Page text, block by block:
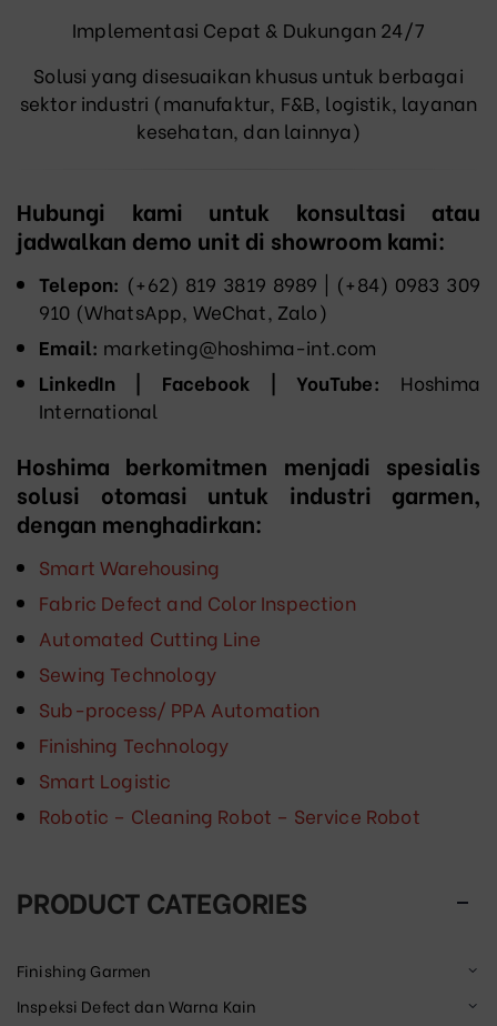
Implementasi Cepat & Dukungan 24/7
Solusi yang disesuaikan khusus untuk berbagai
sektor industri (manufaktur, F&B, logistik, layanan
kesehatan, dan lainnya)
Hubungi kami untuk konsultasi atau
jadwalkan demo unit di showroom kami:
Telepon: (+62) 819 3819 8989‬ | (+84) 0983 309
910 (WhatsApp, WeChat, Zalo)
Email: marketing@hoshima-int.com
LinkedIn | Facebook | YouTube: Hoshima
International
Hoshima berkomitmen menjadi spesialis
solusi otomasi untuk industri garmen,
dengan menghadirkan:
Smart Warehousing
Fabric Defect and Color Inspection
Automated Cutting Line
Sewing Technology
Sub-process/ PPA Automation
Finishing Technology
Smart Logistic
Robotic – Cleaning Robot – Service Robot
PRODUCT CATEGORIES
Finishing Garmen
Inspeksi Defect dan Warna Kain